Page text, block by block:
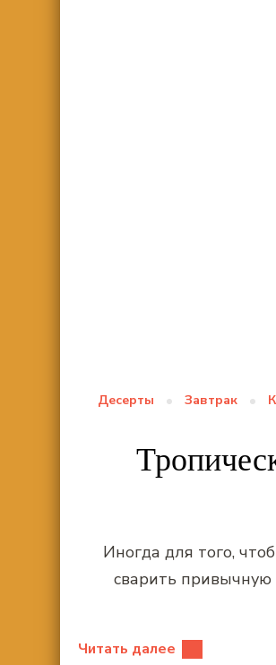
Десерты Завтрак
Иногда для того,
сварить
Читать далее